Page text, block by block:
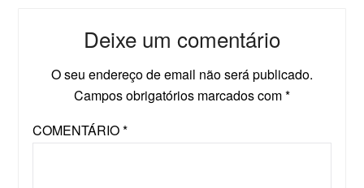
Deixe um comentário
O seu endereço de email não será publicado.
Campos obrigatórios marcados com*
COMENTÁRIO*